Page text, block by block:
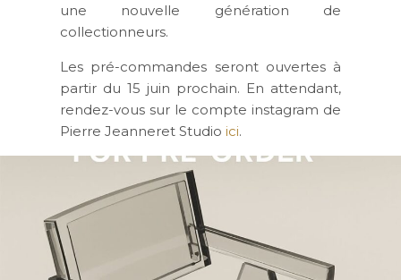
une nouvelle génération de
collectionneurs.
Les pré-commandes seront ouvertes à
partir du 15 juin prochain. En attendant,
rendez-vous sur le compte instagram de
Pierre Jeanneret Studioici.